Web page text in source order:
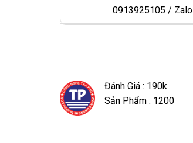
0913925105 / Zalo
Đánh Giá : 190k
Sản Phẩm : 1200